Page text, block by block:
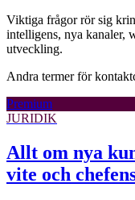
Viktiga frågor rör sig
intelligens, nya kanaler,
utveckling.
Andra termer för
Premium
JURIDIK
Allt om nya
vite och